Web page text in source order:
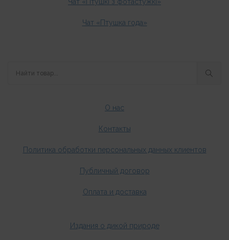
Чат «Птушка года»
О нас
Контакты
Политика обработки персональных данных клиентов
Публичный договор
Оплата и доставка
Издания о дикой природе